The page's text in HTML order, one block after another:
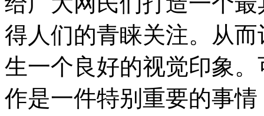
得人们的青睐关注。从
生一个良好的视觉印象
作是一件特别重要的事